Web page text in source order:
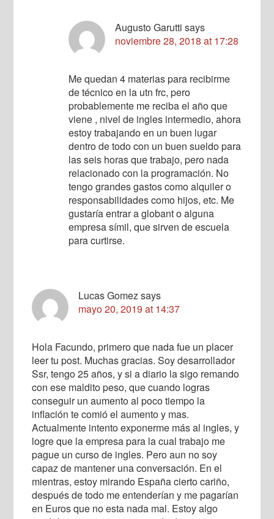
Augusto Garutti says
noviembre 28, 2018 at 17:28
Me quedan 4 materias para recibirme
de técnico en la utn frc, pero
probablemente me reciba el año que
viene , nivel de ingles intermedio, ahora
estoy trabajando en un buen lugar
dentro de todo con un buen sueldo para
las seis horas que trabajo, pero nada
relacionado con la programación. No
tengo grandes gastos como alquiler o
responsabilidades como hijos, etc. Me
gustaría entrar a globant o alguna
empresa símil, que sirven de escuela
para curtirse.
Lucas Gomezsays
mayo 20, 2019 at 14:37
Hola Facundo, primero que nada fue un placer
leer tu post. Muchas gracias. Soy desarrollador
Ssr, tengo 25 años, y si a diario la sigo remando
con ese maldito peso, que cuando logras
conseguir un aumento al poco tiempo la
inflación te comió el aumento y mas.
Actualmente intento exponerme más al ingles, y
logre que la empresa para la cual trabajo me
pague un curso de ingles. Pero aun no soy
capaz de mantener una conversación. En el
mientras, estoy mirando España cierto cariño,
después de todo me entenderían y me pagarían
en Euros que no esta nada mal. Estoy algo